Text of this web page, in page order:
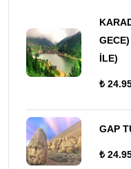
İLE)
₺
GAP
₺